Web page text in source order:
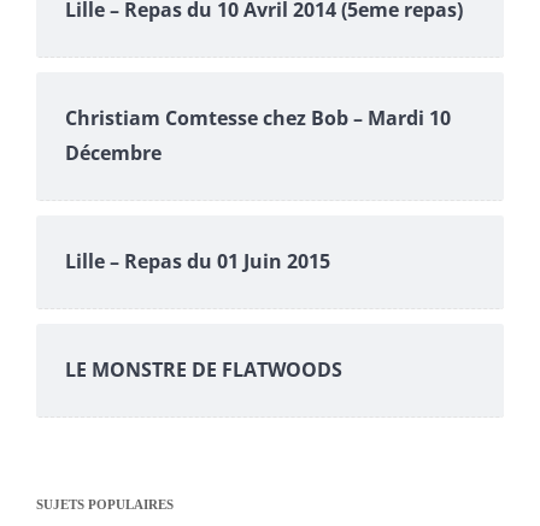
Lille – Repas du 10 Avril 2014 (5eme repas)
Christiam Comtesse chez Bob – Mardi 10
Décembre
Lille – Repas du 01 Juin 2015
LE MONSTRE DE FLATWOODS
SUJETS POPULAIRES